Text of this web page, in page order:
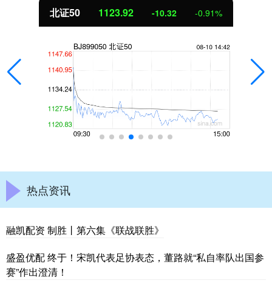
北证50 1123.92 -10.32 -0.91%
热点资讯
融凯配资 制胜丨第六集《联战联胜》
盛盈优配 终于！宋凯代表足协表态，董路就“私自率队出国参
赛”作出澄清！